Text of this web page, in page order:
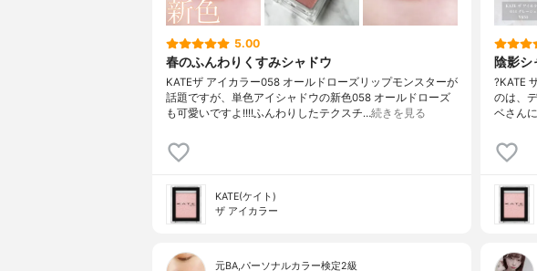
5.00
春のふんわりくすみシャドウ
KATEザ アイカラー058 オールドローズリップモンスターが
話題ですが、単色アイシャドウの新色058 オールドローズ
も可愛いですよ!!!!ふんわりしたテクスチ…続きを見る
KATE(ケイト)
ザ アイカラー
陰影シ
?KATE
のは、
ベさん
元BA,パーソナルカラー検定2級